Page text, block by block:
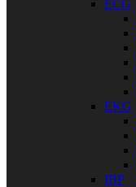
ECG
EKG
IBP